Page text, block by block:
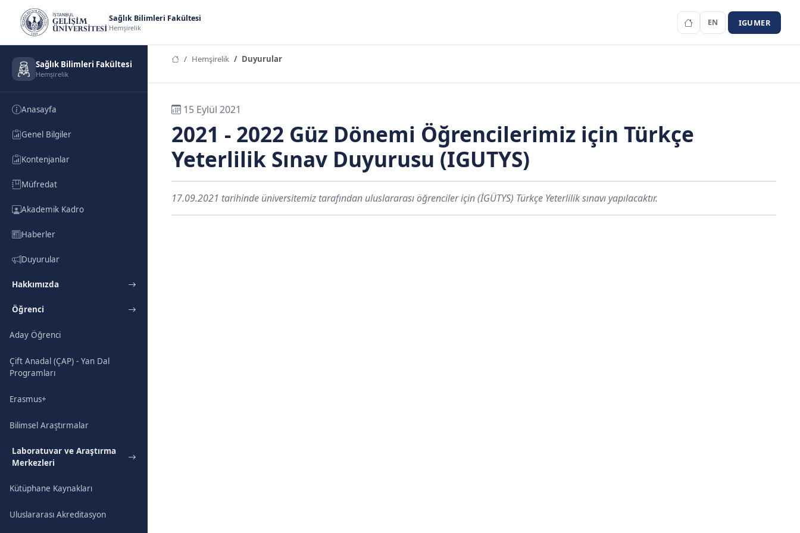
Sağlık Bilimleri Fakültesi
Hemşirelik EN IGUMER
Sağlık Bilimleri Fakültesi
Hemşirelik
Anasayfa
Genel Bilgiler
Kontenjanlar
Müfredat
Akademik Kadro
Haberler
Duyurular
Hakkımızda
Öğrenci
Aday Öğrenci
Çift Anadal (ÇAP) - Yan Dal
Programları
Erasmus+
Bilimsel Araştırmalar
Laboratuvar ve Araştırma
Merkezleri
Kütüphane Kaynakları
Uluslararası Akreditasyon
Hemşirelik Duyurular
15 Eylül 2021
2021 - 2022 Güz Dönemi Öğrencilerimiz için Türkçe
Yeterlilik Sınav Duyurusu (IGUTYS)
17.09.2021 tarihinde üniversitemiz tarafından uluslararası öğrenciler için (İGÜTYS) Türkçe Yeterlilik sınavı yapılacaktır.